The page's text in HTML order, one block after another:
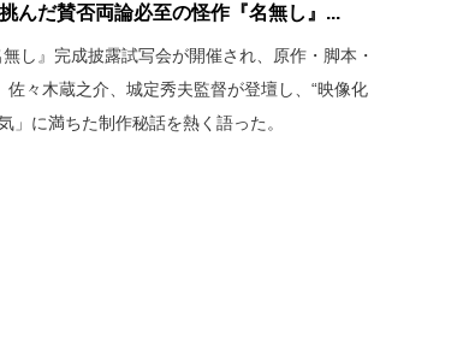
んだ賛否両論必至の怪作『名無し』...
し』完成披露試写会が開催され、原作・脚本・
々木蔵之介、城定秀夫監督が登壇し、“映像化
」に満ちた制作秘話を熱く語った。